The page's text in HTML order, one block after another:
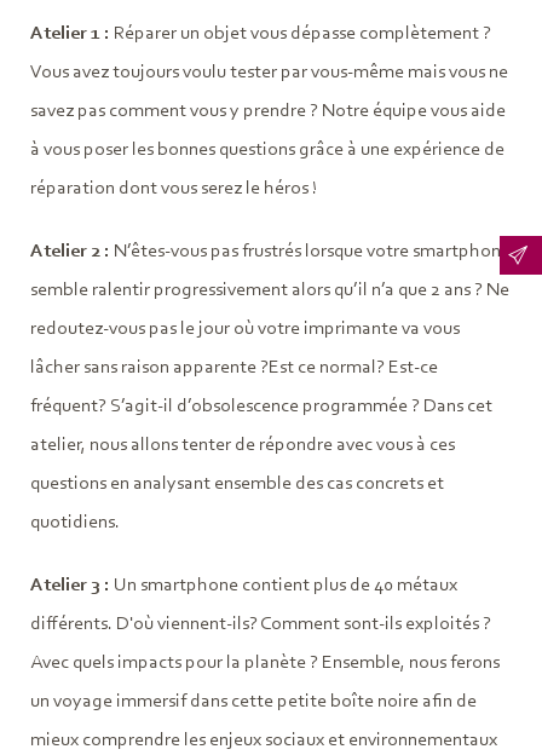
Atelier 1 : Réparer un objet vous dépasse complètement ?
Vous avez toujours voulu tester par vous-même mais vous ne
savez pas comment vous y prendre ? Notre équipe vous aide
à vous poser les bonnes questions grâce à une expérience de
réparation dont vous serez le héros !
Atelier 2 : N’êtes-vous pas frustrés lorsque votre smartphone
semble ralentir progressivement alors qu’il n’a que 2 ans ? Ne
redoutez-vous pas le jour où votre imprimante va vous
lâcher sans raison apparente ?Est ce normal? Est-ce
fréquent? S’agit-il d’obsolescence programmée ? Dans cet
atelier, nous allons tenter de répondre avec vous à ces
questions en analysant ensemble des cas concrets et
quotidiens.
Atelier 3 : Un smartphone contient plus de 40 métaux
différents. D'où viennent-ils? Comment sont-ils exploités ?
Avec quels impacts pour la planète ? Ensemble, nous ferons
un voyage immersif dans cette petite boîte noire afin de
mieux comprendre les enjeux sociaux et environnementaux